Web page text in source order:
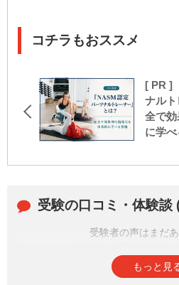
コチラもおススメ
[ PR ]
ナル
全で
に学
受験の口コミ・体験談
受験者の声はまだあ
もっと見